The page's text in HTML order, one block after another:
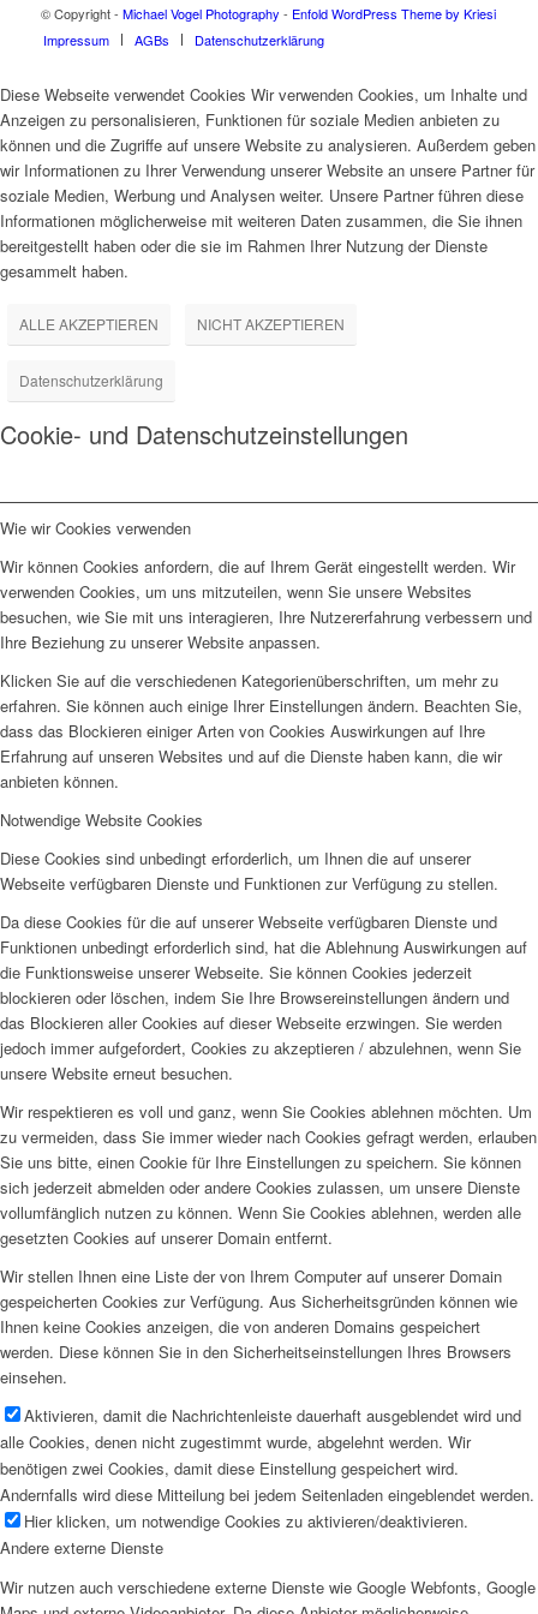
© Copyright - Michael Vogel Photography - Enfold WordPress Theme by Kriesi
Impressum
AGBs Datenschutzerklärung
Diese Webseite verwendet Cookies Wir verwenden Cookies, um Inhalte und
Anzeigen zu personalisieren, Funktionen für soziale Medien anbieten zu
können und die Zugriffe auf unsere Website zu analysieren. Außerdem geben
wir Informationen zu Ihrer Verwendung unserer Website an unsere Partner für
soziale Medien, Werbung und Analysen weiter. Unsere Partner führen diese
Informationen möglicherweise mit weiteren Daten zusammen, die Sie ihnen
bereitgestellt haben oder die sie im Rahmen Ihrer Nutzung der Dienste
gesammelt haben.
ALLE AKZEPTIEREN NICHT AKZEPTIEREN
Datenschutzerklärung
Cookie- und Datenschutzeinstellungen
Wie wir Cookies verwenden
Wir können Cookies anfordern, die auf Ihrem Gerät eingestellt werden. Wir
verwenden Cookies, um uns mitzuteilen, wenn Sie unsere Websites
besuchen, wie Sie mit uns interagieren, Ihre Nutzererfahrung verbessern und
Ihre Beziehung zu unserer Website anpassen.
Klicken Sie auf die verschiedenen Kategorienüberschriften, um mehr zu
erfahren. Sie können auch einige Ihrer Einstellungen ändern. Beachten Sie,
dass das Blockieren einiger Arten von Cookies Auswirkungen auf Ihre
Erfahrung auf unseren Websites und auf die Dienste haben kann, die wir
anbieten können.
Notwendige Website Cookies
Diese Cookies sind unbedingt erforderlich, um Ihnen die auf unserer
Webseite verfügbaren Dienste und Funktionen zur Verfügung zu stellen.
Da diese Cookies für die auf unserer Webseite verfügbaren Dienste und
Funktionen unbedingt erforderlich sind, hat die Ablehnung Auswirkungen auf
die Funktionsweise unserer Webseite. Sie können Cookies jederzeit
blockieren oder löschen, indem Sie Ihre Browsereinstellungen ändern und
das Blockieren aller Cookies auf dieser Webseite erzwingen. Sie werden
jedoch immer aufgefordert, Cookies zu akzeptieren / abzulehnen, wenn Sie
unsere Website erneut besuchen.
Wir respektieren es voll und ganz, wenn Sie Cookies ablehnen möchten. Um
zu vermeiden, dass Sie immer wieder nach Cookies gefragt werden, erlauben
Sie uns bitte, einen Cookie für Ihre Einstellungen zu speichern. Sie können
sich jederzeit abmelden oder andere Cookies zulassen, um unsere Dienste
vollumfänglich nutzen zu können. Wenn Sie Cookies ablehnen, werden alle
gesetzten Cookies auf unserer Domain entfernt.
Wir stellen Ihnen eine Liste der von Ihrem Computer auf unserer Domain
gespeicherten Cookies zur Verfügung. Aus Sicherheitsgründen können wie
Ihnen keine Cookies anzeigen, die von anderen Domains gespeichert
werden. Diese können Sie in den Sicherheitseinstellungen Ihres Browsers
einsehen.
Aktivieren, damit die Nachrichtenleiste dauerhaft ausgeblendet wird und
alle Cookies, denen nicht zugestimmt wurde, abgelehnt werden. Wir
benötigen zwei Cookies, damit diese Einstellung gespeichert wird.
Andernfalls wird diese Mitteilung bei jedem Seitenladen eingeblendet werden.
Hier klicken, um notwendige Cookies zu aktivieren/deaktivieren.
Andere externe Dienste
Wir nutzen auch verschiedene externe Dienste wie Google Webfonts, Google